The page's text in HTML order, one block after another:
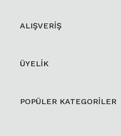
ALIŞVERİŞ
ÜYELİK
POPÜLER KATEGORİLER